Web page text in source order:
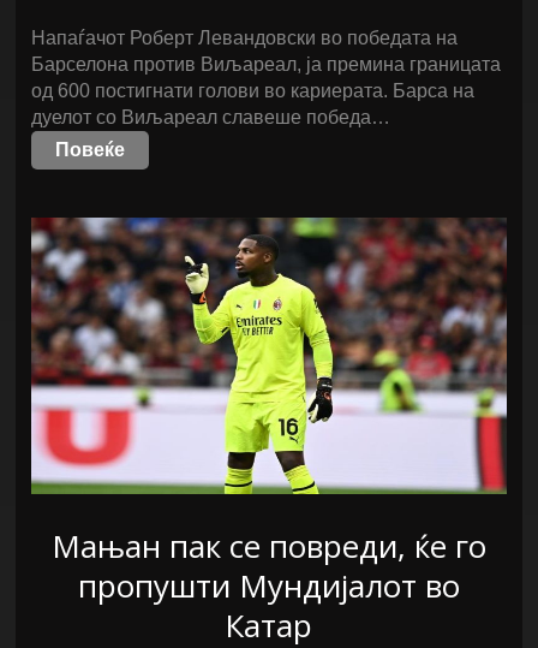
Напаѓачот Роберт Левандовски во победата на
Барселона против Виљареал, ја премина границата
од 600 постигнати голови во кариерата. Барса на
дуелот со Виљареал славеше победа…
Повеќе
Мањан пак се повреди, ќе го
пропушти Мундијалот во
Катар